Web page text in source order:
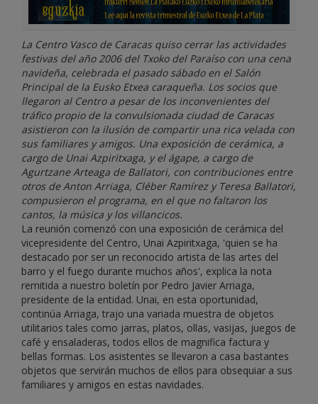
La Centro Vasco de Caracas quiso cerrar las actividades
festivas del año 2006 del Txoko del Paraíso con una cena
navideña, celebrada el pasado sábado en el Salón
Principal de la Eusko Etxea caraqueña. Los socios que
llegaron al Centro a pesar de los inconvenientes del
tráfico propio de la convulsionada ciudad de Caracas
asistieron con la ilusión de compartir una rica velada con
sus familiares y amigos. Una exposición de cerámica, a
cargo de Unai Azpiritxaga, y el ágape, a cargo de
Agurtzane Arteaga de Ballatori, con contribuciones entre
otros de Anton Arriaga, Cléber Ramírez y Teresa Ballatori,
compusieron el programa, en el que no faltaron los
cantos, la música y los villancicos.
La reunión comenzó con una exposición de cerámica del
vicepresidente del Centro, Unai Azpiritxaga, 'quien se ha
destacado por ser un reconocido artista de las artes del
barro y el fuego durante muchos años', explica la nota
remitida a nuestro boletín por Pedro Javier Arriaga,
presidente de la entidad. Unai, en esta oportunidad,
continúa Arriaga, trajo una variada muestra de objetos
utilitarios tales como jarras, platos, ollas, vasijas, juegos de
café y ensaladeras, todos ellos de magnifica factura y
bellas formas. Los asistentes se llevaron a casa bastantes
objetos que servirán muchos de ellos para obsequiar a sus
familiares y amigos en estas navidades.